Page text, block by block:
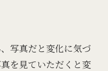
写真だと変化に気づ
を見ていただくと変